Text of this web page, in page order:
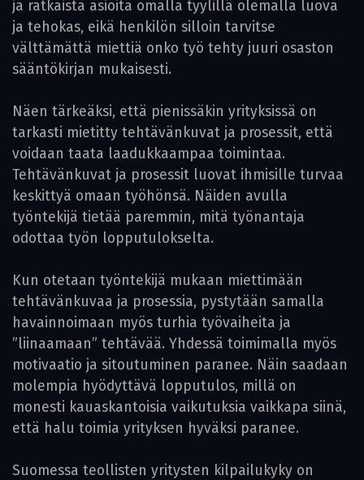
ja ratkaista asioita omalla tyylillä olemalla luova
ja tehokas, eikä henkilön silloin tarvitse
välttämättä miettiä onko työ tehty juuri osaston
sääntökirjan mukaisesti.
Näen tärkeäksi, että pienissäkin yrityksissä on
tarkasti mietitty tehtävänkuvat ja prosessit, että
voidaan taata laadukkaampaa toimintaa.
Tehtävänkuvat ja prosessit luovat ihmisille turvaa
keskittyä omaan työhönsä. Näiden avulla
työntekijä tietää paremmin, mitä työnantaja
odottaa työn lopputulokselta.
Kun otetaan työntekijä mukaan miettimään
tehtävänkuvaa ja prosessia, pystytään samalla
havainnoimaan myös turhia työvaiheita ja
”liinaamaan” tehtävää. Yhdessä toimimalla myös
motivaatio ja sitoutuminen paranee. Näin saadaan
molempia hyödyttävä lopputulos, millä on
monesti kauaskantoisia vaikutuksia vaikkapa siinä,
että halu toimia yrityksen hyväksi paranee.
Suomessa teollisten yritysten kilpailukyky on